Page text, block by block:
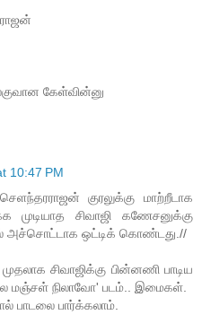
கேள்வின்னு
10:47 PM
குரலுக்கு மாற்றீடாக
முடியாத சிவாஜி கணேசனுக்கு
அச்சொட்டாக ஒட்டிக் கொண்டது.//
சிவாஜிக்கு பின்னணி பாடிய
மஞ்சள் நிலாவோ' படம்.. இமைகள்.
பாடலை பார்க்கலாம்.